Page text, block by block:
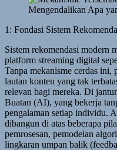
1: Fondasi Sistem
Sistem rekomendasi modern
platform streaming digital
Tanpa mekanisme cerdas ini,
lautan konten yang tak
relevan bagi mereka. Di
Buatan (AI), yang bekerja
pengalaman setiap individu.
dibangun di atas beberapa
pemrosesan, pemodelan
lingkaran umpan balik